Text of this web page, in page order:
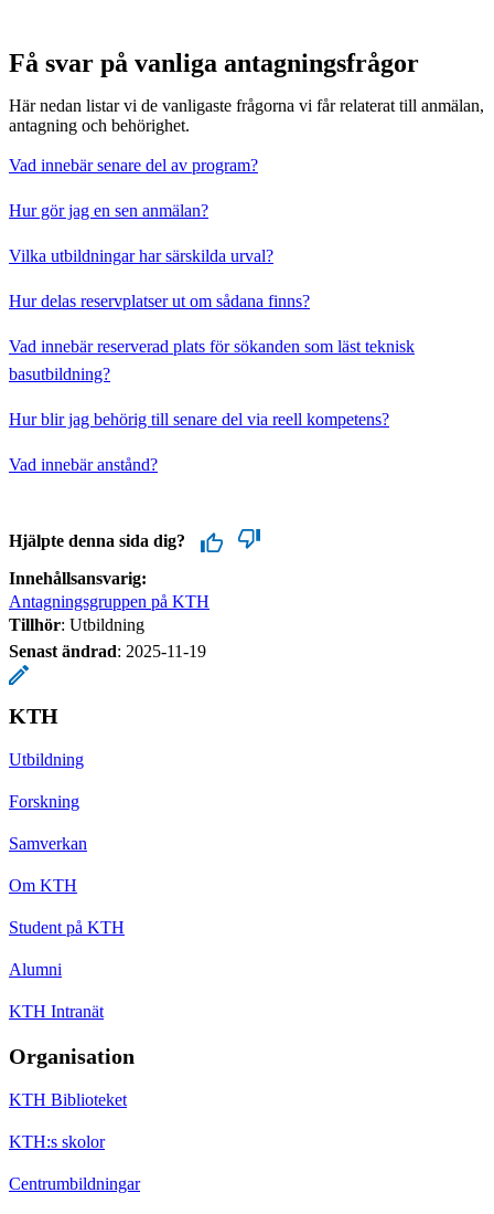
Få svar på vanliga antagningsfrågor
Här nedan listar vi de vanligaste frågorna vi får relaterat till anmälan,
antagning och behörighet.
Vad innebär senare del av program?
Hur gör jag en sen anmälan?
Vilka utbildningar har särskilda urval?
Hur delas reservplatser ut om sådana finns?
Vad innebär reserverad plats för sökanden som läst teknisk
basutbildning?
Hur blir jag behörig till senare del via reell kompetens?
Vad innebär anstånd?
Hjälpte denna sida dig?
Innehållsansvarig:
Antagningsgruppen på KTH
Tillhör: Utbildning
Senast ändrad: 2025-11-19
KTH
Utbildning
Forskning
Samverkan
Om KTH
Student på KTH
Alumni
KTH Intranät
Organisation
KTH Biblioteket
KTH:s skolor
Centrumbildningar